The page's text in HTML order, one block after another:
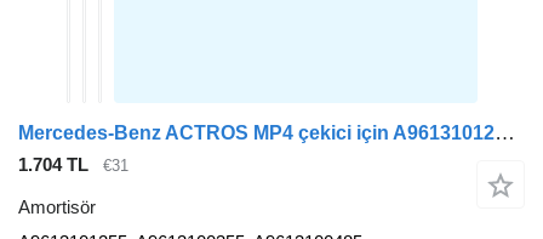
Mercedes-Benz ACTROS MP4 çekici için A9613101255 amortisör
1.704 TL €31
Amortisör